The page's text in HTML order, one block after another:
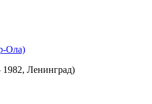
Ола)
1982, Ленинград)